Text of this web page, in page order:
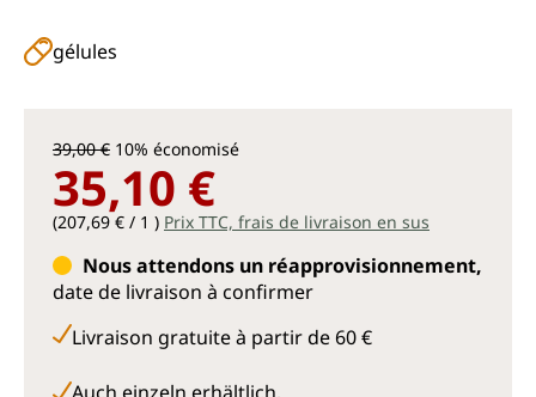
gélules
39,00 € 10% économisé
35,10 €
(207,69 € / 1 ) Prix TTC, frais de livraison en sus
Nous attendons un réapprovisionnement,
date de livraison à confirmer
Livraison gratuite à partir de 60 €
Auch einzeln erhältlich.